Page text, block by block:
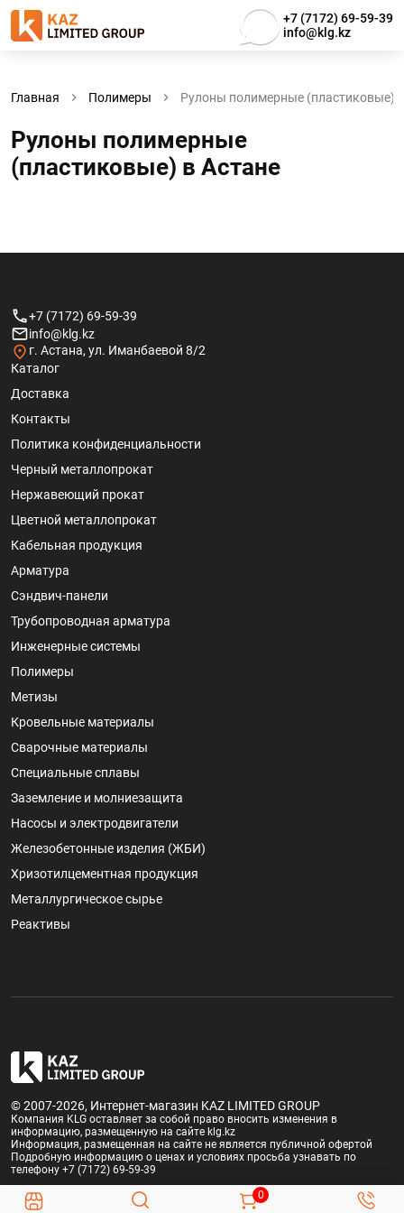
+7 (7172) 69-59-39
info@klg.kz
Главная Полимеры Рулоны полимерные (пластиковые)
Рулоны полимерные
(пластиковые) в Астанe
+7 (7172) 69-59-39
info@klg.kz
г. Астана, ул. Иманбаевой 8/2
Каталог
Доставка
Контакты
Политика конфиденциальности
Черный металлопрокат
Нержавеющий прокат
Цветной металлопрокат
Кабельная продукция
Арматура
Сэндвич-панели
Трубопроводная арматура
Инженерные системы
Полимеры
Метизы
Кровельные материалы
Сварочные материалы
Специальные сплавы
Заземление и молниезащита
Насосы и электродвигатели
Железобетонные изделия (ЖБИ)
Хризотилцементная продукция
Металлургическое сырье
Реактивы
© 2007-2026, Интернет-магазин KAZ LIMITED GROUP
Компания KLG оставляет за собой право вносить изменения в
информацию, размещенную на сайте klg.kz
Информация, размещенная на сайте не является публичной офертой
Подробную информацию о ценах и условиях просьба узнавать по
телефону +7 (7172) 69-59-39
0